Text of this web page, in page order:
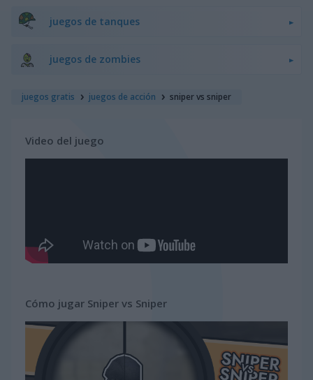
juegos de tanques
juegos de zombies
juegos gratis juegos de acción sniper vs sniper
Video del juego
Cómo jugar Sniper vs Sniper